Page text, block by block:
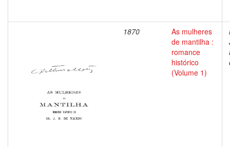
1870
As mulheres
de mantilha :
romance
histórico
(Volume 1)